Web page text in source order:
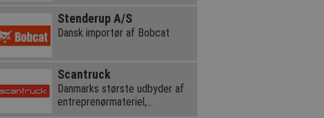
Stenderup A/S
Dansk importør af Bobcat
Scantruck
Danmarks største udbyder af
entreprenørmateriel,